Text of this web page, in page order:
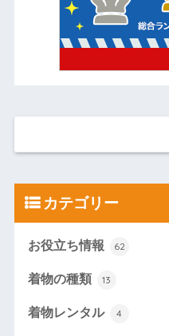
カテゴリー
お役立ち情報 62
着物の種類 13
着物レンタル 4